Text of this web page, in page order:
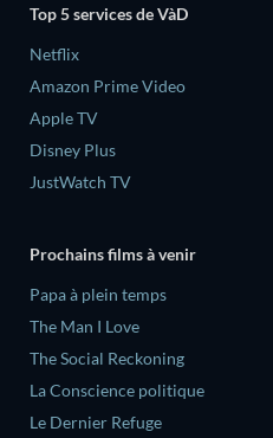
Top 5 services de VàD
Netflix
Amazon Prime Video
Apple TV
Disney Plus
JustWatch TV
Prochains films à venir
‎Papa à plein temps
The Man I Love
The Social Reckoning
La Conscience politique
Le Dernier Refuge